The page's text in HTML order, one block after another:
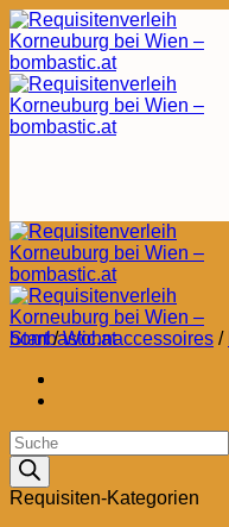
Zum
Inhalt
springen
Start / Wohnaccessoires /
Products
search
Requisiten-Kategorien